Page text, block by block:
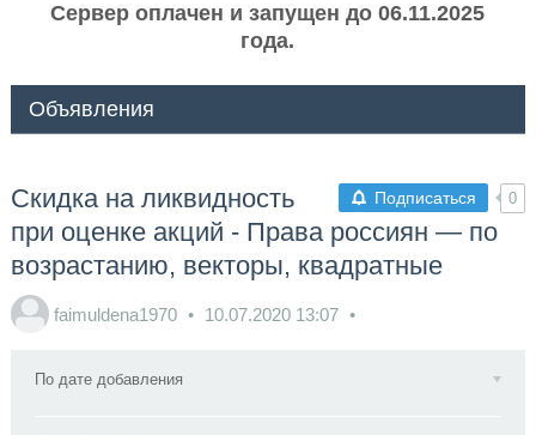
Сервер оплачен и запущен до 06.11.2025
года.
Объявления
Подписаться 0
Скидка на ликвидность
при оценке акций - Права россиян — по
возрастанию, векторы, квадратные
faimuldena1970 10.07.2020 13:07
По дате добавления